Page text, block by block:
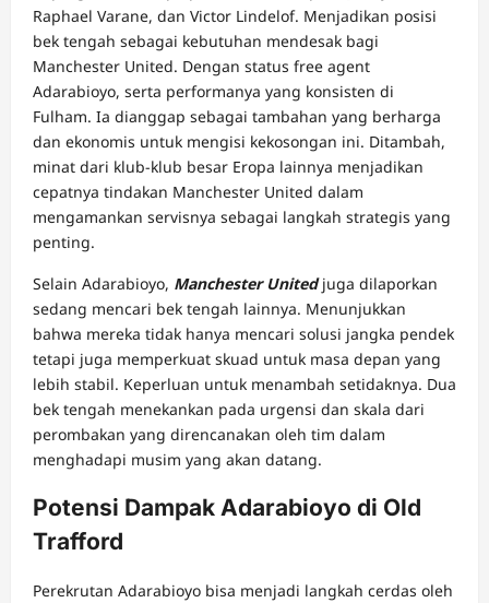
Raphael Varane, dan Victor Lindelof. Menjadikan posisi
bek tengah sebagai kebutuhan mendesak bagi
Manchester United. Dengan status free agent
Adarabioyo, serta performanya yang konsisten di
Fulham. Ia dianggap sebagai tambahan yang berharga
dan ekonomis untuk mengisi kekosongan ini. Ditambah,
minat dari klub-klub besar Eropa lainnya menjadikan
cepatnya tindakan Manchester United dalam
mengamankan servisnya sebagai langkah strategis yang
penting.
Selain Adarabioyo, Manchester Unitedjuga dilaporkan
sedang mencari bek tengah lainnya. Menunjukkan
bahwa mereka tidak hanya mencari solusi jangka pendek
tetapi juga memperkuat skuad untuk masa depan yang
lebih stabil. Keperluan untuk menambah setidaknya. Dua
bek tengah menekankan pada urgensi dan skala dari
perombakan yang direncanakan oleh tim dalam
menghadapi musim yang akan datang.
Potensi Dampak Adarabioyo di Old
Trafford
Perekrutan Adarabioyo bisa menjadi langkah cerdas oleh